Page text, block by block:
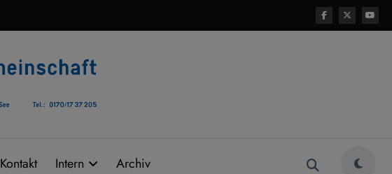
Kontakt Intern Archiv